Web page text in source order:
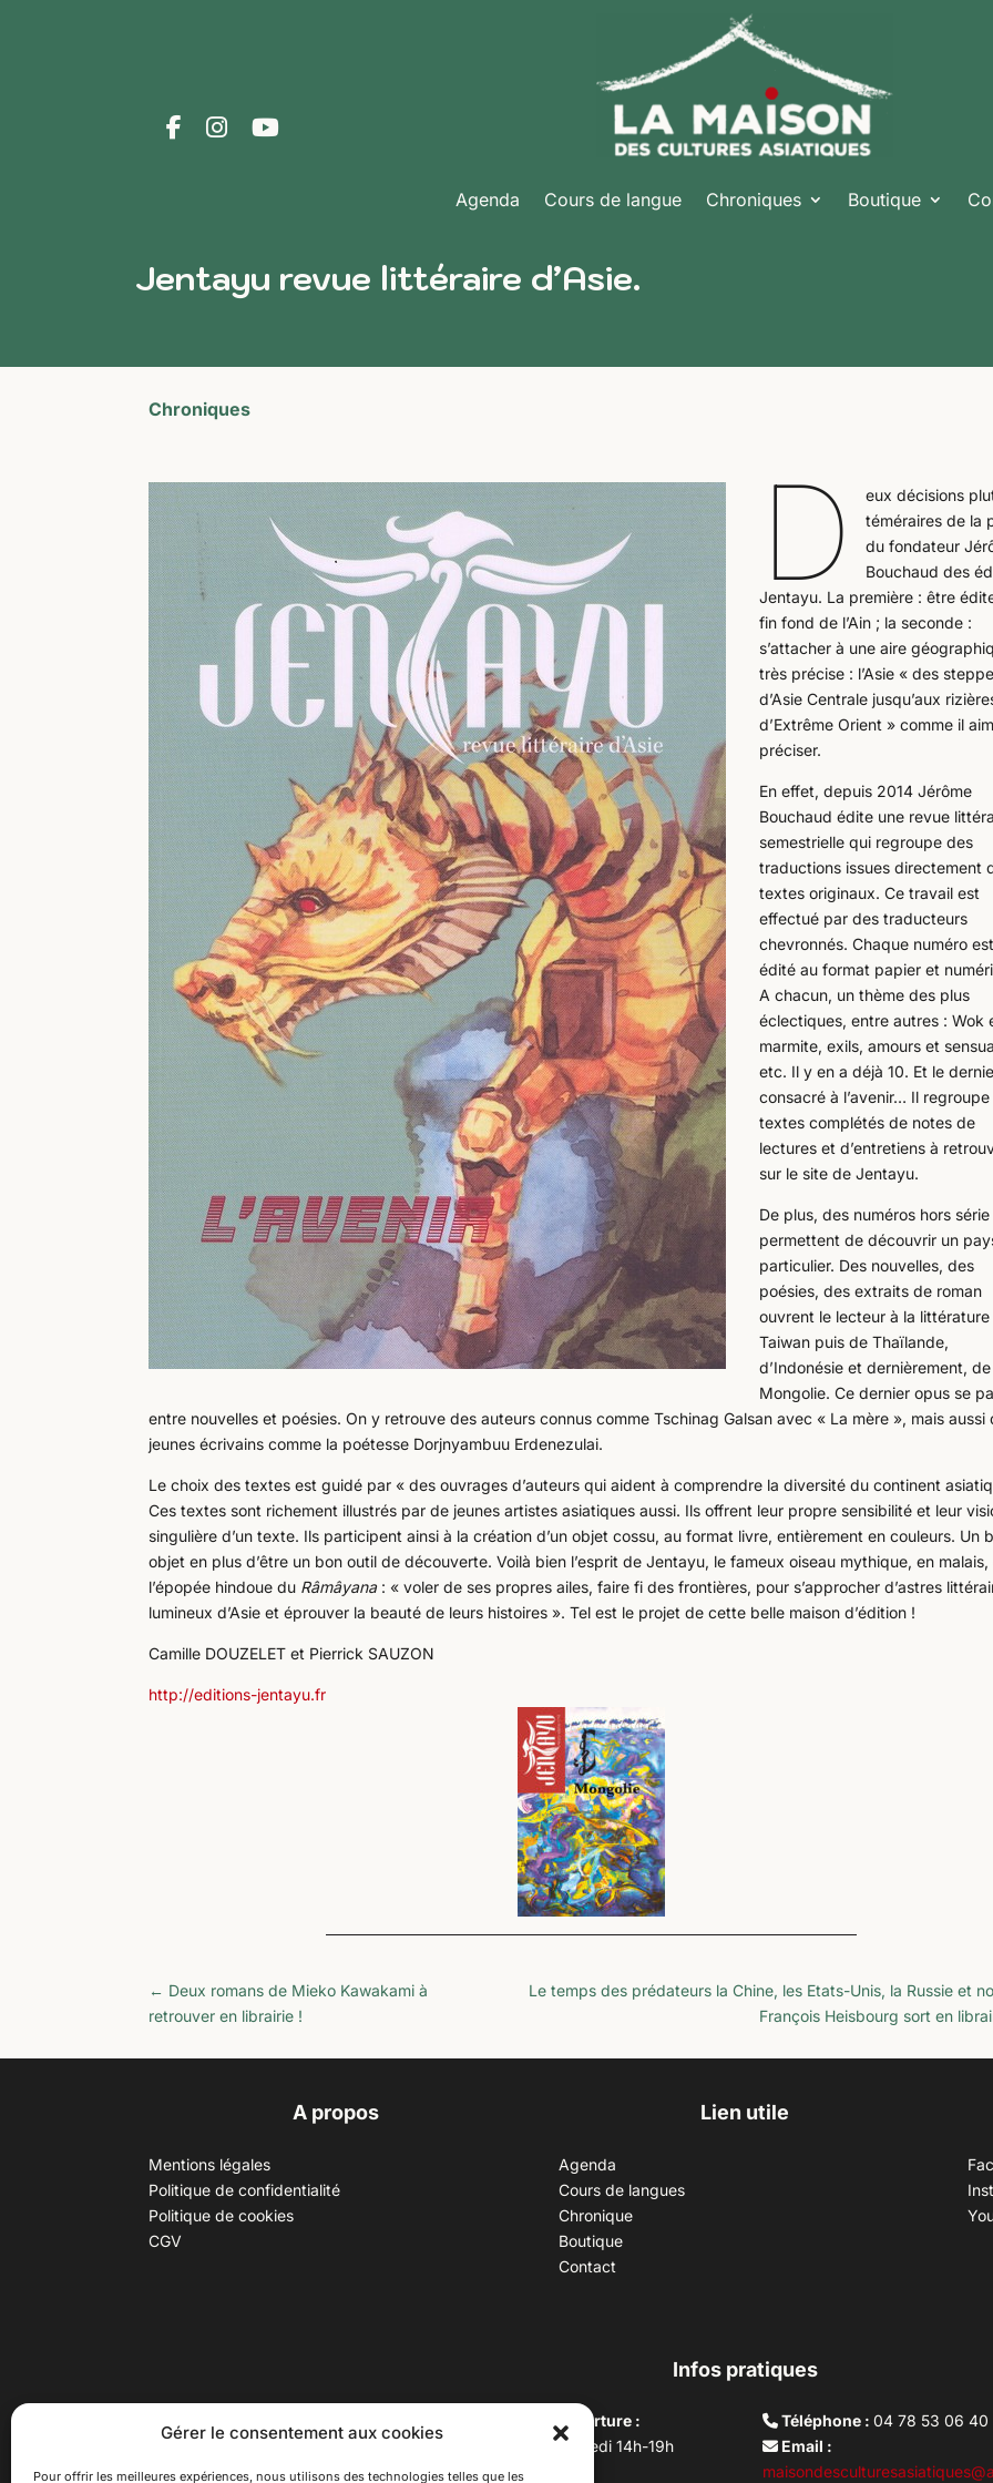
Gérer le consentement aux cookies
Pour offrir les meilleures expériences, nous utilisons des technologies telles que les
Agenda Cours de langue Chroniques Boutique
Jentayu revue littéraire d’Asie.
Chroniques
D
eux décisions
téméraires de la
du fondateur
Bouchaud des
Jentayu. La première : être
fin fond de l’Ain ; la seconde :
s’attacher à une aire
très précise : l’Asie « des
d’Asie Centrale jusqu’aux
d’Extrême Orient » comme il
préciser.
En effet, depuis 2014 Jérôme
Bouchaud édite une revue
semestrielle qui regroupe des
traductions issues directement
textes originaux. Ce travail est
effectué par des traducteurs
chevronnés. Chaque numéro est
édité au format papier et
A chacun, un thème des plus
éclectiques, entre autres : Wok
marmite, exils, amours et
etc. Il y en a déjà 10. Et le
consacré à l’avenir… Il regroupe
textes complétés de notes de
lectures et d’entretiens à
sur le site de Jentayu.
De plus, des numéros hors série
permettent de découvrir un
particulier. Des nouvelles, des
poésies, des extraits de roman
ouvrent le lecteur à la
Taiwan puis de Thaïlande,
d’Indonésie et dernièrement, de
Mongolie. Ce dernier opus se
entre nouvelles et poésies. On y retrouve des auteurs connus comme Tschinag Galsan avec « La mère », mais aussi
jeunes écrivains comme la poétesse Dorjnyambuu Erdenezulai.
Le choix des textes est guidé par « des ouvrages d’auteurs qui aident à comprendre la diversité du continent
Ces textes sont richement illustrés par de jeunes artistes asiatiques aussi. Ils offrent leur propre sensibilité et leur
singulière d’un texte. Ils participent ainsi à la création d’un objet cossu, au format livre, entièrement en couleurs. Un
objet en plus d’être un bon outil de découverte. Voilà bien l’esprit de Jentayu, le fameux oiseau mythique, en malais,
l’épopée hindoue du Râmâyana : « voler de ses propres ailes, faire fi des frontières, pour s’approcher d’astres
lumineux d’Asie et éprouver la beauté de leurs histoires ». Tel est le projet de cette belle maison d’édition !
Camille DOUZELET et Pierrick SAUZON
http://editions-jentayu.fr
← Deux romans de Mieko Kawakami à
retrouver en librairie !
Le temps des prédateurs la Chine, les Etats-Unis, la Russie et
François Heisbourg sort en
A propos
Mentions légales
Politique de confidentialité
Politique de cookies
CGV
Lien utile
Agenda
Cours de langues
Chronique
Boutique
Contact
Infos pratiques
(adresse postale : 62 rue St
Maximin, 69003 Lyon)
Horaires d’ouverture :
Du mardi au vendredi 14h-19h
Samedi 10h –17h
Téléphone :04 78 53 06 40
Email :